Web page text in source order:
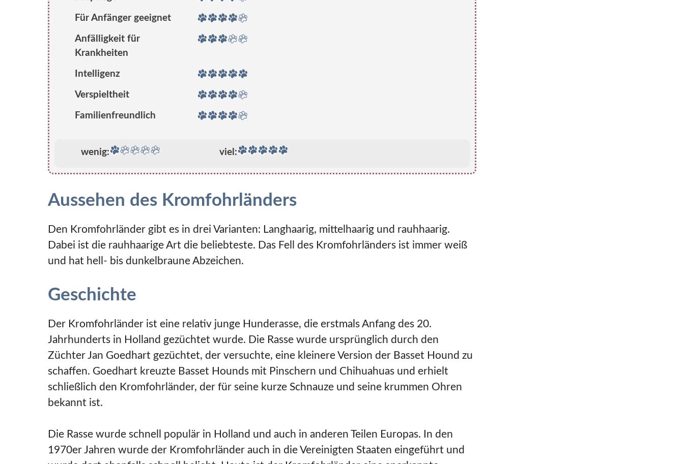
Für Anfänger geeignet
Anfälligkeit für
Krankheiten
Intelligenz
Verspieltheit
Familienfreundlich
wenig: viel:
Aussehen des Kromfohrländers
Den Kromfohrländer gibt es in drei Varianten: Langhaarig, mittelhaarig und rauhhaarig.
Dabei ist die rauhhaarige Art die beliebteste. Das Fell des Kromfohrländers ist immer weiß
und hat hell- bis dunkelbraune Abzeichen.
Geschichte
Der Kromfohrländer ist eine relativ junge Hunderasse, die erstmals Anfang des 20.
Jahrhunderts in Holland gezüchtet wurde. Die Rasse wurde ursprünglich durch den
Züchter Jan Goedhart gezüchtet, der versuchte, eine kleinere Version der Basset Hound zu
schaffen. Goedhart kreuzte Basset Hounds mit Pinschern und Chihuahuas und erhielt
schließlich den Kromfohrländer, der für seine kurze Schnauze und seine krummen Ohren
bekannt ist.
Die Rasse wurde schnell populär in Holland und auch in anderen Teilen Europas. In den
1970er Jahren wurde der Kromfohrländer auch in die Vereinigten Staaten eingeführt und